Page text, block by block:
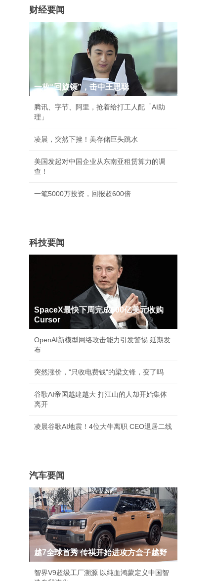
财经要闻
一枚“回旋镖”，击中王思聪
腾讯、字节、阿里，抢着给打工人配「AI助
理」
凌晨，突然下挫！美存储巨头跳水
美国发起对中国企业从东南亚租赁算力的调
查！
一笔5000万投资，回报超600倍
科技要闻
SpaceX最快下周完成600亿美元收购
Cursor
OpenAI新模型网络攻击能力引发警惕 延期发
布
突然涨价，"只收电费钱"的梁文锋，变了吗
谷歌AI帝国越建越大 打江山的人却开始集体
离开
凌晨谷歌AI地震！4位大牛离职 CEO退居二线
汽车要闻
越7全球首秀 传祺开始进攻方盒子越野
智界V9超级工厂溯源 以纯血鸿蒙定义中国智